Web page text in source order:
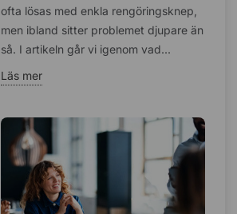
ofta lösas med enkla rengöringsknep,
men ibland sitter problemet djupare än
så. I artikeln går vi igenom vad...
Läs mer